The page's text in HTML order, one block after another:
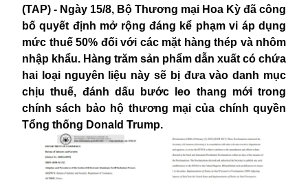
(TAP) - Ngày 15/8, Bộ Thương mại Hoa Kỳ đã công
bố quyết định mở rộng đáng kể phạm vi áp dụng
mức thuế 50% đối với các mặt hàng thép và nhôm
nhập khẩu. Hàng trăm sản phẩm dẫn xuất có chứa
hai loại nguyên liệu này sẽ bị đưa vào danh mục
chịu thuế, đánh dấu bước leo thang mới trong
chính sách bảo hộ thương mại của chính quyền
Tổng thống Donald Trump.